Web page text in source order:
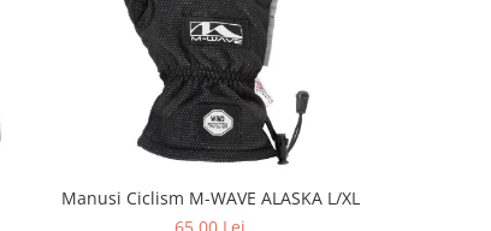
Manusi Ciclism M-WAVE ALASKA L/XL